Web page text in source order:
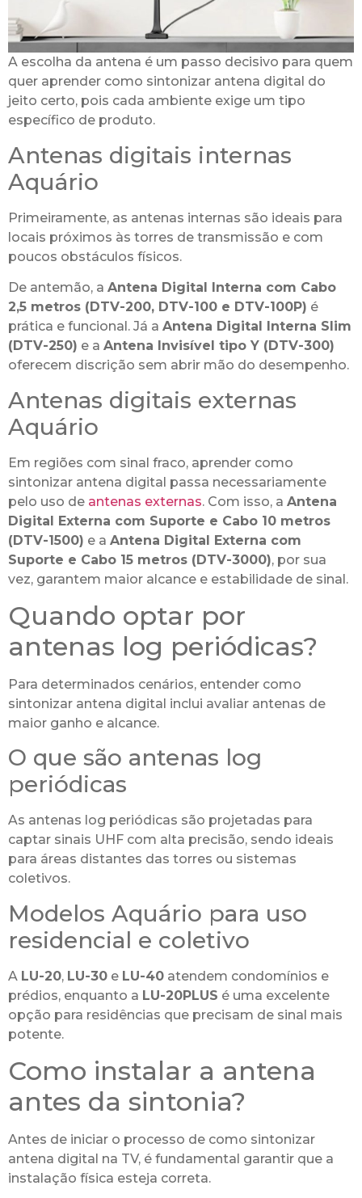
A escolha da antena é um passo decisivo para quem
quer aprender como sintonizar antena digital do
jeito certo, pois cada ambiente exige um tipo
específico de produto.
Antenas digitais internas
Aquário
Primeiramente, as antenas internas são ideais para
locais próximos às torres de transmissão e com
poucos obstáculos físicos.
De antemão, a Antena Digital Interna com Cabo
2,5 metros (DTV-200, DTV-100 e DTV-100P) é
prática e funcional. Já a Antena Digital Interna Slim
(DTV-250) e a Antena Invisível tipo Y (DTV-300)
oferecem discrição sem abrir mão do desempenho.
Antenas digitais externas
Aquário
Em regiões com sinal fraco, aprender como
sintonizar antena digital passa necessariamente
pelo uso de antenas externas. Com isso, a Antena
Digital Externa com Suporte e Cabo 10 metros
(DTV-1500) e a Antena Digital Externa com
Suporte e Cabo 15 metros (DTV-3000), por sua
vez, garantem maior alcance e estabilidade de sinal.
Quando optar por
antenas log periódicas?
Para determinados cenários, entender como
sintonizar antena digital inclui avaliar antenas de
maior ganho e alcance.
O que são antenas log
periódicas
As antenas log periódicas são projetadas para
captar sinais UHF com alta precisão, sendo ideais
para áreas distantes das torres ou sistemas
coletivos.
Modelos Aquário para uso
residencial e coletivo
A LU-20, LU-30 e LU-40 atendem condomínios e
prédios, enquanto a LU-20PLUS é uma excelente
opção para residências que precisam de sinal mais
potente.
Como instalar a antena
antes da sintonia?
Antes de iniciar o processo de como sintonizar
antena digital na TV, é fundamental garantir que a
instalação física esteja correta.